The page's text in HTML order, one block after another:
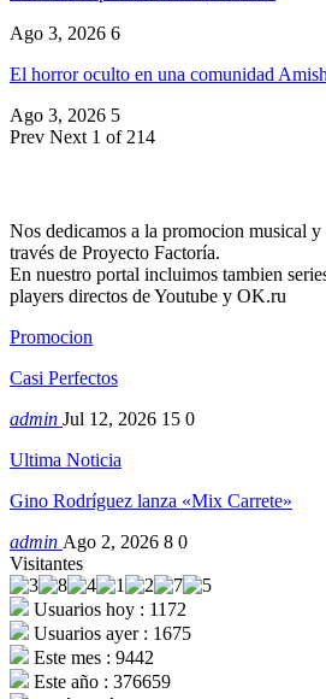
Ago 3, 2026 6
El horror oculto en una comunidad Amish
Ago 3, 2026 5
Prev Next 1 of 214
Nos dedicamos a la promocion musical
través de Proyecto Factoría.
En nuestro portal incluimos tambien
players directos de Youtube y OK.ru
Promocion
Casi Perfectos
admin Jul 12, 2026 15 0
Ultima Noticia
Gino Rodríguez lanza «Mix Carrete»
admin Ago 2, 2026 8 0
Visitantes
Usuarios hoy : 1172
Usuarios ayer : 1675
Este mes : 9442
Este año : 376659